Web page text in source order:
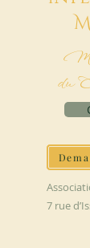
M
du
7 rue